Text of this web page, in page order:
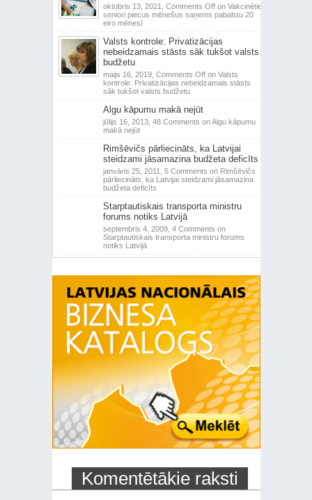
oktobris 13, 2021, Comments Offon Vakcinētie
seniori piecus mēnešus saņems pabalstu 20
eiro mēnesī
Valsts kontrole: Privatizācijas
nebeidzamais stāsts sāk tukšot valsts
budžetu
maijs 16, 2019, Comments Offon Valsts
kontrole: Privatizācijas nebeidzamais stāsts
sāk tukšot valsts budžetu
Algu kāpumu makā nejūt
jūlijs 16, 2013, 48 Comments on Algu kāpumu
makā nejūt
Rimšēvičs pārliecināts, ka Latvijai
steidzami jāsamazina budžeta deficīts
janvāris 25, 2011, 5 Comments on Rimšēvičs
pārliecināts, ka Latvijai steidzami jāsamazina
budžeta deficīts
Starptautiskais transporta ministru
forums notiks Latvijā
septembris 4, 2009, 4 Comments on
Starptautiskais transporta ministru forums
notiks Latvijā
Komentētākie raksti